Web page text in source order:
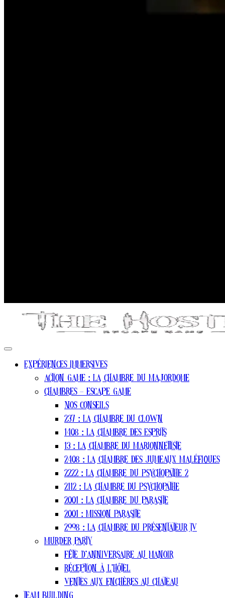
Expériences Immersives
Action game : La chambre du Majordome
Chambres – escape game
Nos conseils
237 : La Chambre Du Clown
1408 : La Chambre Des Esprits
13 : La Chambre Du Marionnettiste
2408 : La Chambre Des Jumeaux Maléfiques
2222 : La Chambre du Psychopathe 2
2112 : La Chambre Du Psychopathe
2001 : La chambre du parasite
2001 : Mission Parasite
2998 : La Chambre Du Présentateur TV
Murder party
Fête d’anniversaire au manoir
Réception à l’hôtel
Ventes aux enchères au chateau